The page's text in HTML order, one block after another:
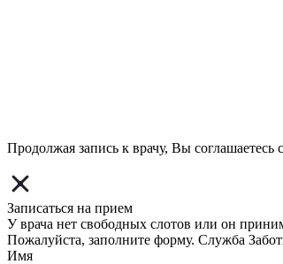
Продолжая запись к врачу, Вы соглашаетесь
Записаться на прием
У врача нет свободных слотов или он
Пожалуйста, заполните форму. Служба
Имя